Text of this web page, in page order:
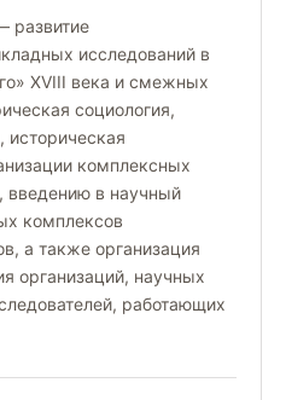
развитие
исследований в
XVIII века и смежных
социология,
историческая
комплексных
введению в научный
комплексов
а также организация
организаций, научных
работающих